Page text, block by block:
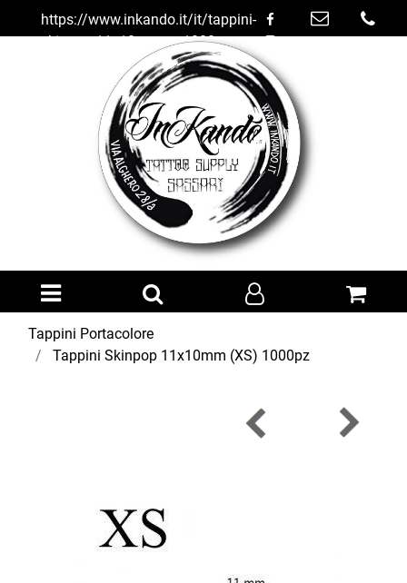
https://www.inkando.it/it/tappini-
skinpop-11x10mm-xs-1000pz
Open menu
Tappini Portacolore
Tappini Skinpop 11x10mm (XS) 1000pz